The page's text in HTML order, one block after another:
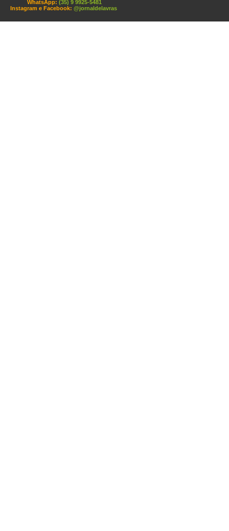
WhatsApp: (35) 9 9925-5481
Instagram e Facebook: @jornaldelavras